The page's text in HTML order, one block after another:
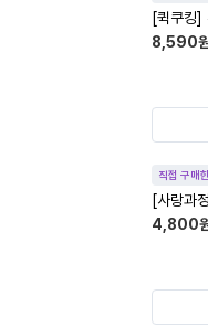
[퀵쿠킹
8,590
직접 구매
[사랑과
4,800